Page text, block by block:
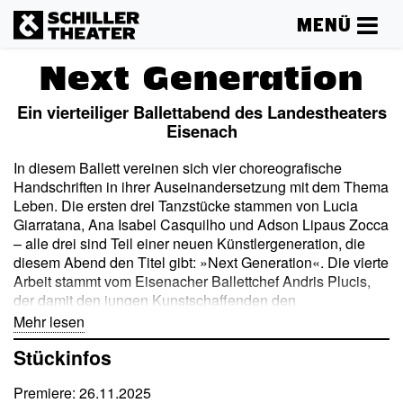
MENÜ
Next Generation
Ein vierteiliger Ballettabend des Landestheaters
Eisenach
In diesem Ballett vereinen sich vier choreografische
Handschriften in ihrer Auseinandersetzung mit dem Thema
Leben. Die ersten drei Tanzstücke stammen von Lucia
Giarratana, Ana Isabel Casquilho und Adson Lipaus Zocca
– alle drei sind Teil einer neuen Künstlergeneration, die
diesem Abend den Titel gibt: »Next Generation«. Die vierte
Arbeit stammt vom Eisenacher Ballettchef Andris Plucis,
der damit den jungen Kunstschaffenden den
choreografischen Staffelstab übergibt. Die drei jungen
Choreografinnen und Choreografen widmen sich ihren
Arbeiten mit einem ernsten und doch hoffnungsvollen Blick
Herkunft und Tradition, das sie – gepaart mit ihren
Mehr lesen
Stückinfos
Premiere: 26.11.2025